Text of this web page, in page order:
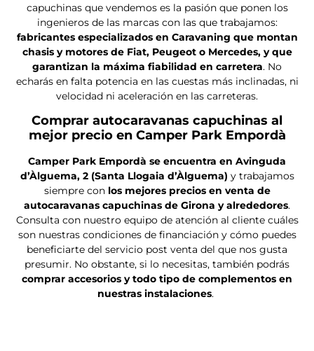
capuchinas que vendemos es la pasión que ponen los
ingenieros de las marcas con las que trabajamos:
fabricantes especializados en Caravaning que montan
chasis y motores de Fiat, Peugeot o Mercedes, y que
garantizan la máxima fiabilidad en carretera. No
echarás en falta potencia en las cuestas más inclinadas, ni
velocidad ni aceleración en las carreteras.
Comprar autocaravanas capuchinas al
mejor precio en Camper Park Empordà
Camper Park Empordà se encuentra en Avinguda
d’Àlguema, 2 (Santa Llogaia d’Àlguema) y trabajamos
siempre con los mejores precios en venta de
autocaravanas capuchinas de Girona y alrededores.
Consulta con nuestro equipo de atención al cliente cuáles
son nuestras condiciones de financiación y cómo puedes
beneficiarte del servicio post venta del que nos gusta
presumir. No obstante, si lo necesitas, también podrás
comprar accesorios y todo tipo de complementos en
nuestras instalaciones.